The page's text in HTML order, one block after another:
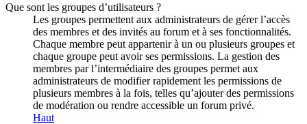
Que sont les groupes d’utilisateurs ?
Les groupes permettent aux administrateurs de gérer l’accès
des membres et des invités au forum et à ses fonctionnalités.
Chaque membre peut appartenir à un ou plusieurs groupes et
chaque groupe peut avoir ses permissions. La gestion des
membres par l’intermédiaire des groupes permet aux
administrateurs de modifier rapidement les permissions de
plusieurs membres à la fois, telles qu’ajouter des permissions
de modération ou rendre accessible un forum privé.
Haut